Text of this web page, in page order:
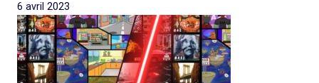
6 avril 2023